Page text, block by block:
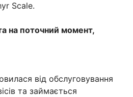
Scale.
на поточний момент,
від обслуговування
та займається